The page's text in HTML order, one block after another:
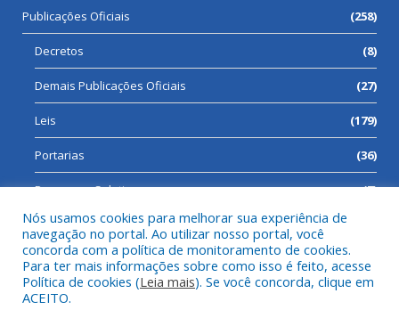
Publicações Oficiais (258)
Decretos (8)
Demais Publicações Oficiais (27)
Leis (179)
Portarias (36)
Processos Seletivos (7)
Todos os direitos reservados a Prefeitura Municipal de Cumaru
do Norte.
Nós usamos cookies para melhorar sua experiência de
navegação no portal. Ao utilizar nosso portal, você
concorda com a política de monitoramento de cookies.
Para ter mais informações sobre como isso é feito, acesse
Política de cookies (Leia mais). Se você concorda, clique em
ACEITO.